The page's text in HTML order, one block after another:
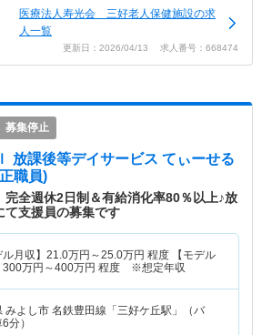
医療法人寿光会 三好老人保健施設の求
人一覧
更新日：2026/04/13 求人番号：668474
募集停止
放課後等デイサービス てぃーせる
職員)
完全週休2日制＆有給消化率80％以上♪放
て支援員の募集です
ル月収】 21.0万円～25.0万円 程度 【モデル
300万円～400万円 程度 ※想定年収
みよし市 名鉄豊田線「三好ケ丘駅」（バ
分）